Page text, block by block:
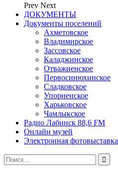
Prev Next
ДОКУМЕНТЫ
Документы поселений
Ахметовское
Владимирское
Зассовское
Каладжинское
Отважненское
Первосинюхинское
Сладковское
Упорненское
Харьковское
Чамлыкское
Радио Лабинск 88,6 FM
Онлайн музей
Электронная фотовыставка